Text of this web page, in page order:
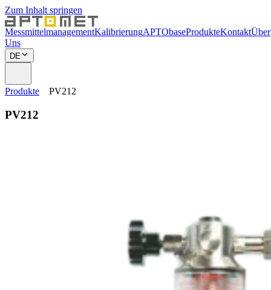
Zum Inhalt springen
MessmittelmanagementKalibrierungAPTObaseProdukteKontaktÜber
Uns
DE
Produkte PV212
PV212